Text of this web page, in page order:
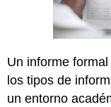
Un informe
los tipos de
un entorno